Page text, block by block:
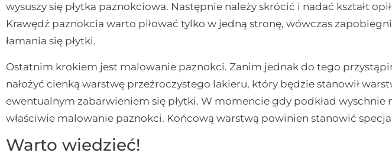
wysuszy się płytka paznokciowa. Następnie należy skrócić i nadać kształt
Krawędź paznokcia warto piłować tylko w jedną stronę, wówczas
łamania się płytki.
Ostatnim krokiem jest malowanie paznokci. Zanim jednak do tego
nałożyć cienką warstwę przeźroczystego lakieru, który będzie stanowił
ewentualnym zabarwieniem się płytki. W momencie gdy podkład wyschnie
właściwie malowanie paznokci. Końcową warstwą powinien stanowić
Warto wiedzieć!